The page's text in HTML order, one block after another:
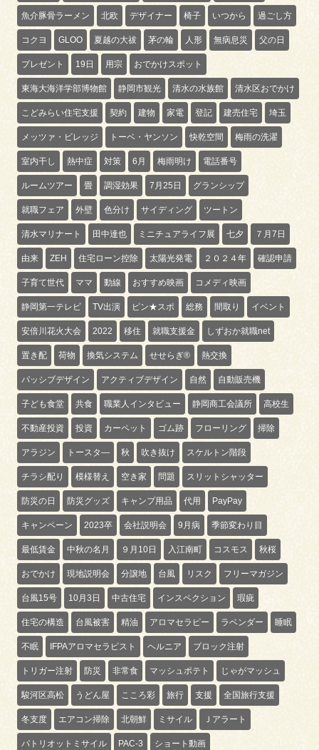
魚介豚骨ラーメン 北欧 デザイナー 椅子 いつから 過ごし方
コクヨ GLOO 夏越の大祓 茅の輪 人形 無病息災 父の日
プレゼント 19日 用宗 おでかけスポット
東海大海洋学部博物館 静岡市観光 清水の水族館 清水区おでかけ
こどみらい住宅支援 契約 建物 家電 登記 建売住宅 埼玉
メッツァ・ビレッジ トーベ・ヤンソン 快乾空間 梅雨の洗濯
室内干し 熱中症 対策 6月 梅雨明け 電話番号
ルームツアー 畳 調湿効果 7月25日 グランシップ
就職フェア 外壁 色分け サイディング ツートン
清水マリナート 田中達也 ミニチュアライフ展 七夕 ７月7日
由来 ZEH 住宅ローン控除 太陽光発電 ２０２４年 確認申請
子育て世代 ママ 動線 おすすめ映画 コメディ映画
静岡第一テレビ TV出演 ピン★スポ 総務 間取り イベント
安倍川花火大会 2022 移住 就職支援金 しずおか就職net
置き配 荷物 換気システム せせらぎ® 熱交換
パッシブデザイン アクティブデザイン 自然 自動販売機
子ども食堂 共食 職業人インタビュー 静岡商工会議所 高校生
不動産投資 投資 カーペット ゴム跡 フローリング 掃除
アラジン トースタ― 秋 吹き抜け スケルトン階段
チラシ配り 模様替え 空き家 問題 スリットシャッター
防災の日 防災グッズ キャンプ用品 代用 PayPay
キャンペーン 2023卒 会社説明会 9月病 季節変わり目
最低賃金 中秋の名月 ９月10日 入江南町 コスモス 秋桜
おでかけ 現地説明会 分譲地 台風 リスク フリーマガジン
台風15号 10月3日 中古住宅 インスペクション 瑕疵
住宅の構造 台風被害 精油 アロマセラピー ラベンダー 睡眠
不眠 IFPAアロマセラピスト ヘルニア ブロック注射
トリガー注射 防災 非常食 マッシュポテト じゃがマッシュ
駿河区高松 うどん屋 こころ彩 旅行 支援 全国旅行支援
冬支度 エアコン掃除 北朝鮮 ミサイル Ｊアラート
パトリオットミサイル PAC-3 ショート動画